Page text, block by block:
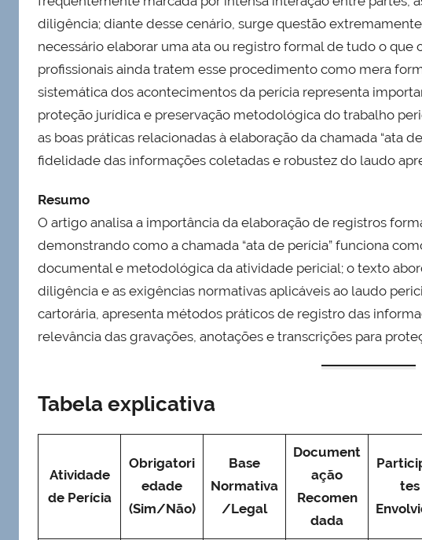
diligência; diante desse cenário, surge questão
necessário elaborar uma ata ou registro formal de tudo o
profissionais ainda tratem esse procedimento como mera
sistemática dos acontecimentos da perícia representa
proteção jurídica e preservação metodológica do trabalho
as boas práticas relacionadas à elaboração da chamada “ata
fidelidade das informações coletadas e robustez do laudo
Resumo
O artigo analisa a importância da elaboração de registros
demonstrando como a chamada “ata de perícia” funciona
documental e metodológica da atividade pericial; o texto
diligência e as exigências normativas aplicáveis ao laudo
cartorária, apresenta métodos práticos de registro das
relevância das gravações, anotações e transcrições para
Tabela explicativa
Atividade
de Perícia
Obrigatori
edade
(Sim/Não)
Base
Normativa
/Legal
Document
ação
Recomen
dada
tes